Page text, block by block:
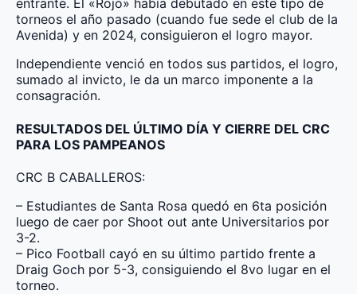
entrante. El «Rojo» había debutado en este tipo de
torneos el año pasado (cuando fue sede el club de la
Avenida) y en 2024, consiguieron el logro mayor.
Independiente venció en todos sus partidos, el logro,
sumado al invicto, le da un marco imponente a la
consagración.
RESULTADOS DEL ÚLTIMO DÍA Y CIERRE DEL CRC
PARA LOS PAMPEANOS
CRC B CABALLEROS:
– Estudiantes de Santa Rosa quedó en 6ta posición
luego de caer por Shoot out ante Universitarios por
3-2.
– Pico Football cayó en su último partido frente a
Draig Goch por 5-3, consiguiendo el 8vo lugar en el
torneo.